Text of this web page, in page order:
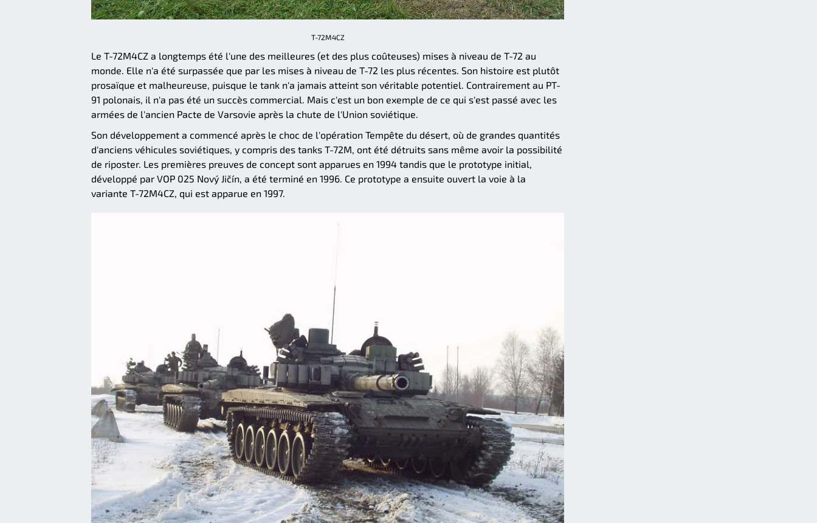
T-72M4CZ
Le T-72M4CZ a longtemps été l'une des meilleures (et des plus coûteuses) mises à niveau de T-72 au
monde. Elle n'a été surpassée que par les mises à niveau de T-72 les plus récentes. Son histoire est plutôt
prosaïque et malheureuse, puisque le tank n'a jamais atteint son véritable potentiel. Contrairement au PT-
91 polonais, il n'a pas été un succès commercial. Mais c'est un bon exemple de ce qui s'est passé avec les
armées de l'ancien Pacte de Varsovie après la chute de l'Union soviétique.
Son développement a commencé après le choc de l'opération Tempête du désert, où de grandes quantités
d'anciens véhicules soviétiques, y compris des tanks T-72M, ont été détruits sans même avoir la possibilité
de riposter. Les premières preuves de concept sont apparues en 1994 tandis que le prototype initial,
développé par VOP 025 Nový Jičín, a été terminé en 1996. Ce prototype a ensuite ouvert la voie à la
variante T-72M4CZ, qui est apparue en 1997.